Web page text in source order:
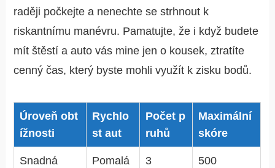
raději počkejte a nenechte se strhnout k
riskantnímu manévru. Pamatujte, že i když budete
mít štěstí a auto vás mine jen o kousek, ztratíte
cenný čas, který byste mohli využít k zisku bodů.
Úroveň obt
ížnosti
Rychlo
st aut
Počet p
ruhů
Maximální
skóre
Snadná Pomalá 3 500